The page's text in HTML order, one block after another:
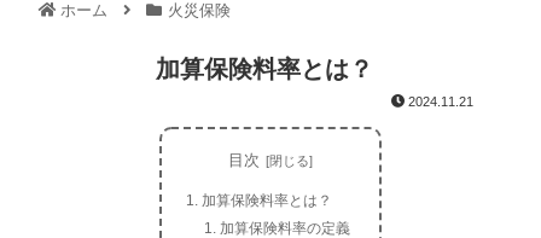
ホーム 火災保険
加算保険料率とは？
2024.11.21
目次
加算保険料率とは？
加算保険料率の定義